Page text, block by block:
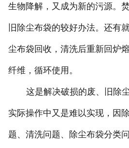
生物降解，又成为新的污源。
旧除尘布袋的较好办法。还有
尘布袋回收，清洗后重新回炉
纤维，循环使用。
这是解决破损的废、旧除
实际操作中又是难以实现，因
题、清洗问题、除尘布袋分类